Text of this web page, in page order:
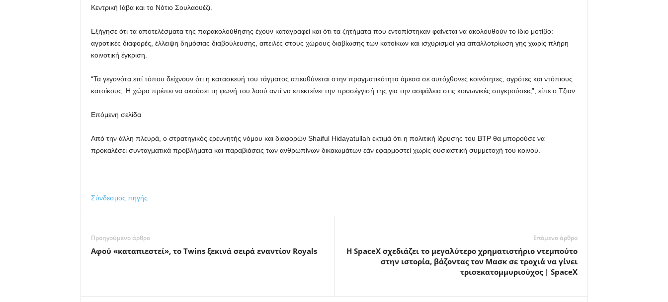
Κεντρική Ιάβα και το Νότιο Σουλαουέζι.
Εξήγησε ότι τα αποτελέσματα της παρακολούθησης έχουν καταγραφεί και ότι τα ζητήματα που εντοπίστηκαν φαίνεται να ακολουθούν το ίδιο μοτίβο:
αγροτικές διαφορές, έλλειψη δημόσιας διαβούλευσης, απειλές στους χώρους διαβίωσης των κατοίκων και ισχυρισμοί για απαλλοτρίωση γης χωρίς πλήρη
κοινοτική έγκριση.
“Τα γεγονότα επί τόπου δείχνουν ότι η κατασκευή του τάγματος απευθύνεται στην πραγματικότητα άμεσα σε αυτόχθονες κοινότητες, αγρότες και ντόπιους
κατοίκους. Η χώρα πρέπει να ακούσει τη φωνή του λαού αντί να επεκτείνει την προσέγγισή της για την ασφάλεια στις κοινωνικές συγκρούσεις”, είπε ο Τζιαν.
Επόμενη σελίδα
Από την άλλη πλευρά, ο στρατηγικός ερευνητής νόμου και διαφορών Shaiful Hidayatullah εκτιμά ότι η πολιτική ίδρυσης του BTP θα μπορούσε να
προκαλέσει συνταγματικά προβλήματα και παραβιάσεις των ανθρωπίνων δικαιωμάτων εάν εφαρμοστεί χωρίς ουσιαστική συμμετοχή του κοινού.
Σύνδεσμος πηγής
Προηγούμενο άρθρο
Αφού «καταπιεστεί», το Twins ξεκινά σειρά εναντίον Royals
Επόμενο άρθρο
Η SpaceX σχεδιάζει το μεγαλύτερο χρηματιστήριο ντεμπούτο
στην ιστορία, βάζοντας τον Μασκ σε τροχιά να γίνει
τρισεκατομμυριούχος | SpaceX